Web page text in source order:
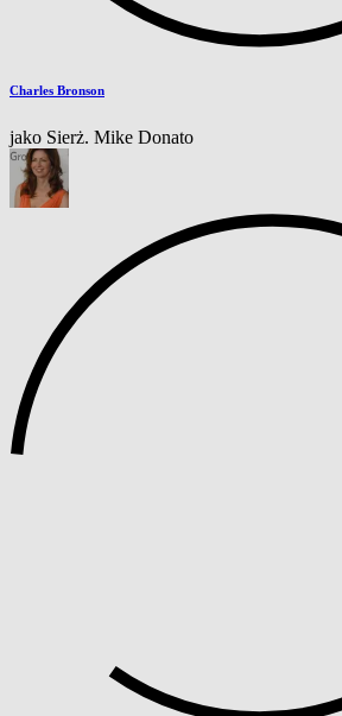
Charles Bronson
jako Sierż. Mike Donato